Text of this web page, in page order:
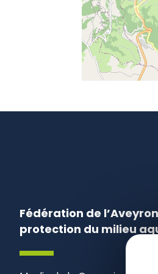
Fédération de
protection du milieu